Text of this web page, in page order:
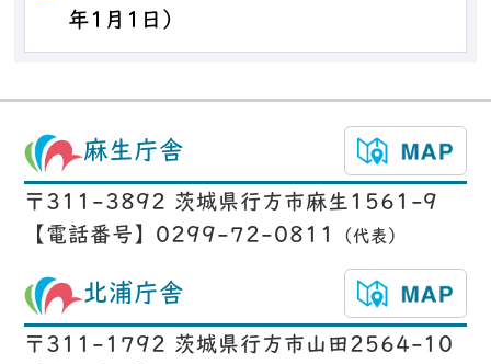
年1月1日）
麻生庁舎
〒311-3892 茨城県行方市麻生1561-9
【電話番号】0299-72-0811
（代表）
北浦庁舎
〒311-1792 茨城県行方市山田2564-10